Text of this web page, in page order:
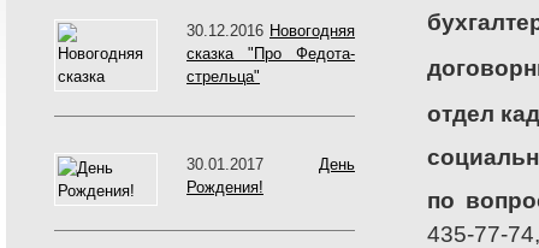
30.12.2016 Новогодняя
сказка "Про Федота-
стрельца"
30.01.2017 День
Рождения!
отдел
по
435-77-